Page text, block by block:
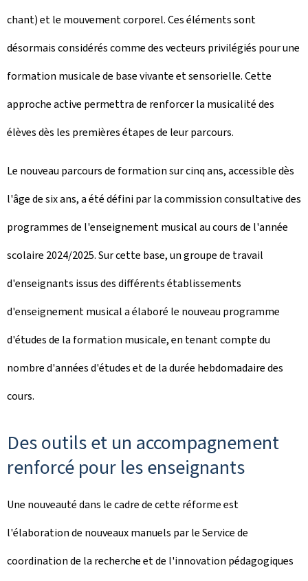
chant) et le mouvement corporel. Ces éléments sont
désormais considérés comme des vecteurs privilégiés pour une
formation musicale de base vivante et sensorielle. Cette
approche active permettra de renforcer la musicalité des
élèves dès les premières étapes de leur parcours.
Le nouveau parcours de formation sur cinq ans, accessible dès
l'âge de six ans, a été défini par la commission consultative des
programmes de l'enseignement musical au cours de l'année
scolaire 2024/2025. Sur cette base, un groupe de travail
d'enseignants issus des différents établissements
d'enseignement musical a élaboré le nouveau programme
d'études de la formation musicale, en tenant compte du
nombre d'années d'études et de la durée hebdomadaire des
cours.
Des outils et un accompagnement
renforcé pour les enseignants
Une nouveauté dans le cadre de cette réforme est
l'élaboration de nouveaux manuels par le Service de
coordination de la recherche et de l'innovation pédagogiques